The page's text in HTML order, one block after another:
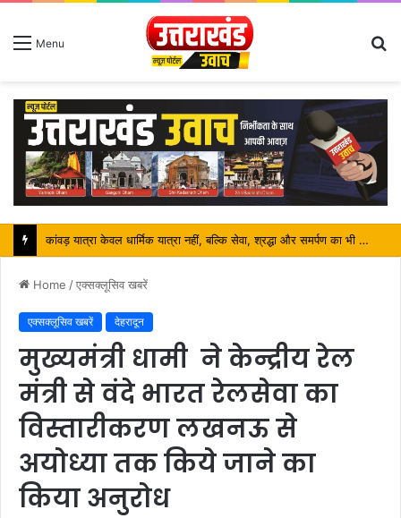
Menu
जनभागीदारी से साकार हो रहा स्वच्छ गंगा का संकल्प, विष्णु घाट पर स्वच्छता अभियान बना कांवड़ यात्रियों के लिए प्रेरणा
Home /एक्सक्लूसिव खबरें
एक्सक्लूसिव खबरें देहरादून
मुख्यमंत्री धामी ने केन्द्रीय रेल
मंत्री से वंदे भारत रेलसेवा का
विस्तारीकरण लखनऊ से
अयोध्या तक किये जाने का
किया अनुरोध